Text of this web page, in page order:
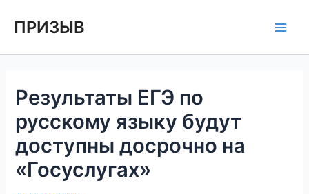
ПРИЗЫВ
Результаты ЕГЭ по
русскому языку будут
доступны досрочно на
«Госуслугах»
по